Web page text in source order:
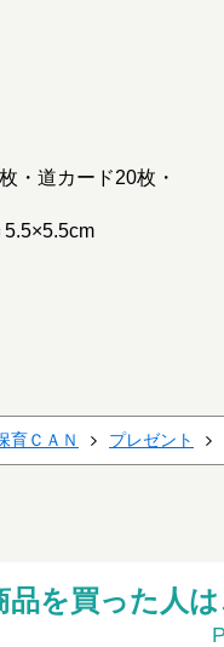
・道カード20枚・
育ＣＡＮ プレゼント
品を買った人